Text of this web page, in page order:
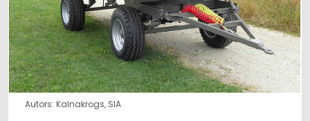
Autors: Kalnakrogs, SIA